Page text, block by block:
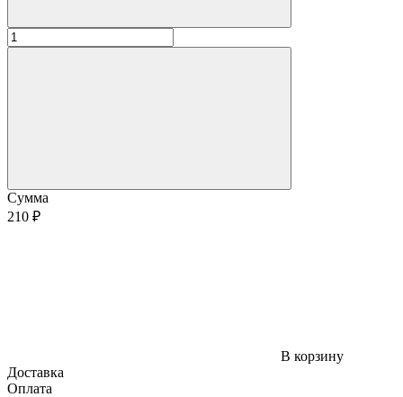
Сумма
210 ₽
В корзину
Доставка
Оплата